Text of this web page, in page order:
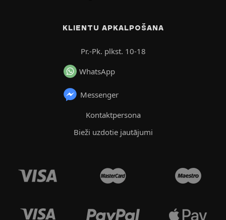
KLIENTU APKALPOŠANA
Pr.-Pk. plkst. 10-18
WhatsApp
Messenger
Kontaktpersona
Bieži uzdotie jautājumi